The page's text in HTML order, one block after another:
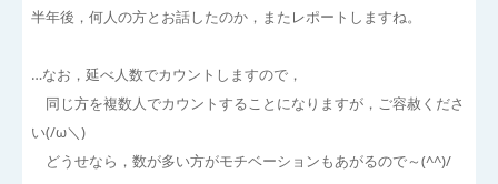
半年後，何人の方とお話したのか，またレポートしますね。
…なお，延べ人数でカウントしますので，
同じ方を複数人でカウントすることになりますが，ご容赦くださ
い(/ω＼)
どうせなら，数が多い方がモチベーションもあがるので～(^^)/